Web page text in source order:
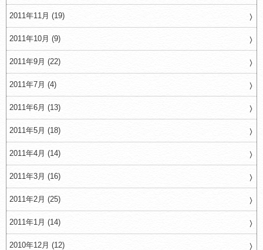
2011年11月 (19)
2011年10月 (9)
2011年9月 (22)
2011年7月 (4)
2011年6月 (13)
2011年5月 (18)
2011年4月 (14)
2011年3月 (16)
2011年2月 (25)
2011年1月 (14)
2010年12月 (12)